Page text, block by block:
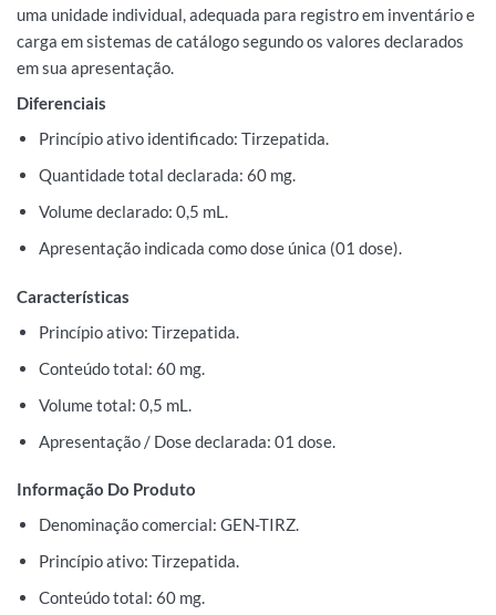
uma unidade individual, adequada para registro em inventário e
carga em sistemas de catálogo segundo os valores declarados
em sua apresentação.
Diferenciais
Princípio ativo identificado: Tirzepatida.
Quantidade total declarada: 60 mg.
Volume declarado: 0,5 mL.
Apresentação indicada como dose única (01 dose).
Características
Princípio ativo: Tirzepatida.
Conteúdo total: 60 mg.
Volume total: 0,5 mL.
Apresentação / Dose declarada: 01 dose.
Informação Do Produto
Denominação comercial: GEN-TIRZ.
Princípio ativo: Tirzepatida.
Conteúdo total: 60 mg.